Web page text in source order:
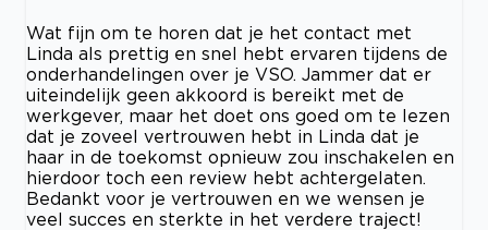
Wat fijn om te horen dat je het contact met
Linda als prettig en snel hebt ervaren tijdens de
onderhandelingen over je VSO. Jammer dat er
uiteindelijk geen akkoord is bereikt met de
werkgever, maar het doet ons goed om te lezen
dat je zoveel vertrouwen hebt in Linda dat je
haar in de toekomst opnieuw zou inschakelen en
hierdoor toch een review hebt achtergelaten.
Bedankt voor je vertrouwen en we wensen je
veel succes en sterkte in het verdere traject!